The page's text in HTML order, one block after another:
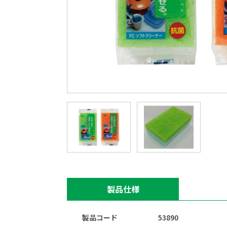
製品仕様
製品コード 53890